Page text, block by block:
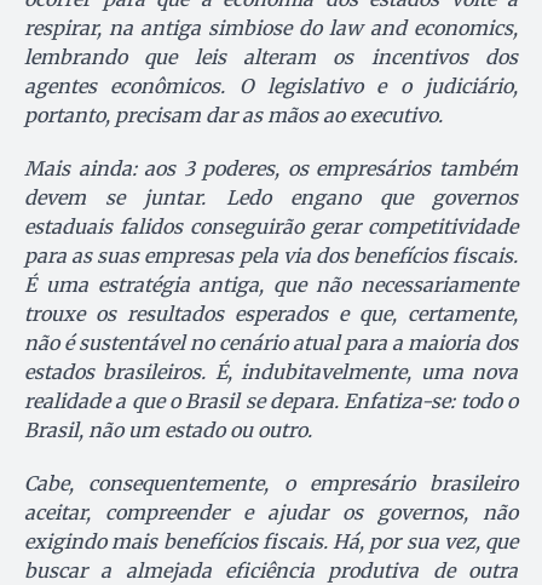
respirar, na antiga simbiose do law and economics,
lembrando que leis alteram os incentivos dos
agentes econômicos. O legislativo e o judiciário,
portanto, precisam dar as mãos ao executivo.
Mais ainda: aos 3 poderes, os empresários também
devem se juntar. Ledo engano que governos
estaduais falidos conseguirão gerar competitividade
para as suas empresas pela via dos benefícios fiscais.
É uma estratégia antiga, que não necessariamente
trouxe os resultados esperados e que, certamente,
não é sustentável no cenário atual para a maioria dos
estados brasileiros. É, indubitavelmente, uma nova
realidade a que o Brasil se depara. Enfatiza-se: todo o
Brasil, não um estado ou outro.
Cabe, consequentemente, o empresário brasileiro
aceitar, compreender e ajudar os governos, não
exigindo mais benefícios fiscais. Há, por sua vez, que
buscar a almejada eficiência produtiva de outra